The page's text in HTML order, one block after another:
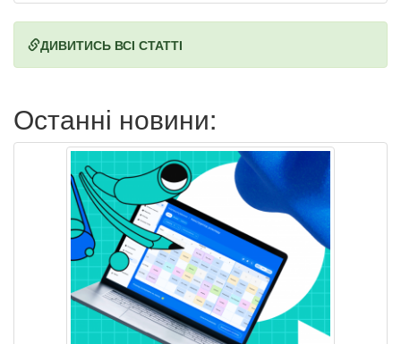
ДИВИТИСЬ ВСІ СТАТТІ
Останні новини: